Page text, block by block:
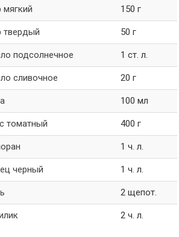
150 г
твердый 50 г
подсолнечное 1 ст. л.
сливочное 20 г
100 мл
томатный 400 г
1 ч. л.
черный 1 ч. л.
2 щепот.
2 ч. л.